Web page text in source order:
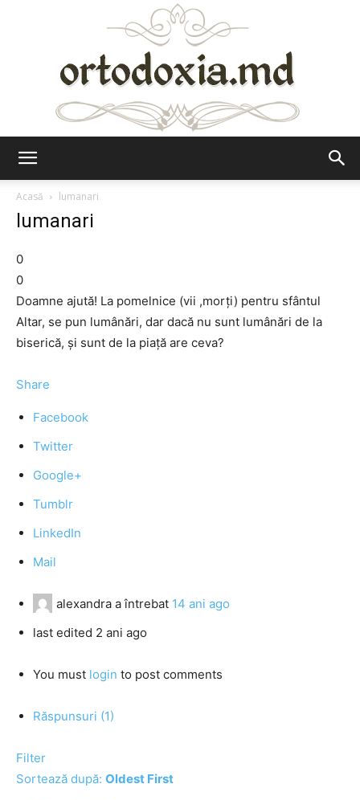
Acasă
lumanari
lumanari
0
0
Doamne ajută! La pomelnice (vii ,morţi) pentru sfântul
Altar, se pun lumânări, dar dacă nu sunt lumânări de la
biserică, şi sunt de la piaţă are ceva?
Share
Facebook
Twitter
Google+
Tumblr
LinkedIn
Mail
alexandra a întrebat 14 ani ago
last edited 2 ani ago
You must login to post comments
Răspunsuri (1)
Filter
Sortează după: Oldest First